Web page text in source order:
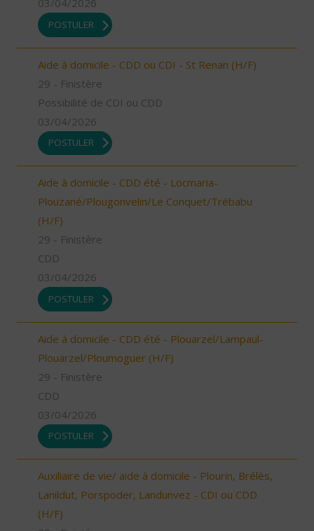
03/04/2026
POSTULER
Aide à domicile - CDD ou CDI - St Renan (H/F)
29 - Finistère
Possibilité de CDI ou CDD
03/04/2026
POSTULER
Aide à domicile - CDD été - Locmaria-
Plouzané/Plougonvelin/Le Conquet/Trébabu
(H/F)
29 - Finistère
CDD
03/04/2026
POSTULER
Aide à domicile - CDD été - Plouarzel/Lampaul-
Plouarzel/Ploumoguer (H/F)
29 - Finistère
CDD
03/04/2026
POSTULER
Auxiliaire de vie/ aide à domicile - Plourin, Brélès,
Lanildut, Porspoder, Landunvez - CDI ou CDD
(H/F)